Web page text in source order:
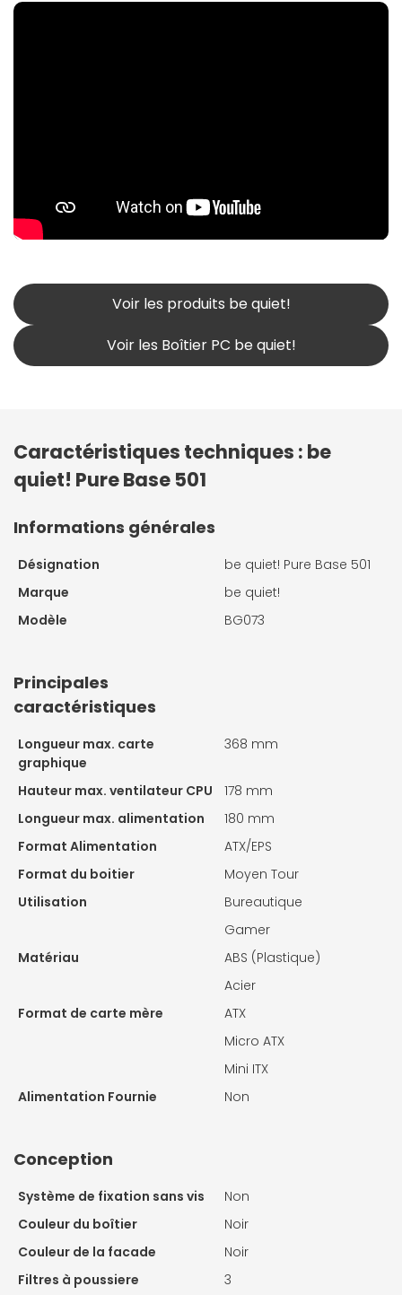
Voir les produits be quiet!
Voir les Boîtier PC be quiet!
Caractéristiques techniques : be
quiet! Pure Base 501
Informations générales
Désignation
be quiet! Pure Base 501
Marque
be quiet!
Modèle
BG073
Principales
caractéristiques
Longueur max. carte
graphique
368 mm
Hauteur max. ventilateur CPU
178 mm
Longueur max. alimentation
180 mm
Format Alimentation
ATX/EPS
Format du boitier
Moyen Tour
Utilisation
Bureautique
Gamer
Matériau
ABS (Plastique)
Acier
Format de carte mère
ATX
Micro ATX
Mini ITX
Alimentation Fournie
Non
Conception
Système de fixation sans vis
Non
Couleur du boîtier
Noir
Couleur de la facade
Noir
Filtres à poussiere
3